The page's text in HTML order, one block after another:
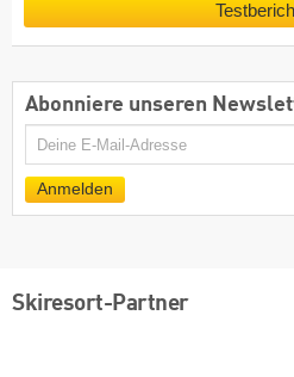
Abonniere unseren
E-
Anmelden
Skiresort-Partner